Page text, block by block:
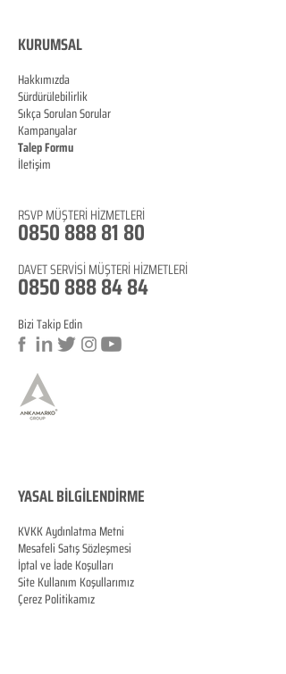
KURUMSAL
Hakkımızda
Sürdürülebilirlik
Sıkça Sorulan Sorular
Kampanyalar
Talep Formu
İletişim
RSVPMÜŞTERİ HİZMETLERİ
0850 888 81 80
DAVET SERVİSİ MÜŞTERİ HİZMETLERİ
0850 888 84 84
Bizi Takip Edin
YASAL BİLGİLENDİRME
KVKK Aydınlatma Metni
Mesafeli Satış Sözleşmesi
İptal ve İade Koşulları
Site Kullanım Koşullarımız
Çerez Politikamız